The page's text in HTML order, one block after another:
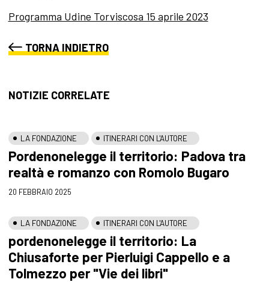
Programma Udine Torviscosa 15 aprile 2023
TORNA INDIETRO
NOTIZIE CORRELATE
LA FONDAZIONE ITINERARI CON L'AUTORE
Pordenonelegge il territorio: Padova tra
realtà e romanzo con Romolo Bugaro
20 FEBBRAIO 2025
LA FONDAZIONE ITINERARI CON L'AUTORE
pordenonelegge il territorio: La
Chiusaforte per Pierluigi Cappello e a
Tolmezzo per "Vie dei libri"